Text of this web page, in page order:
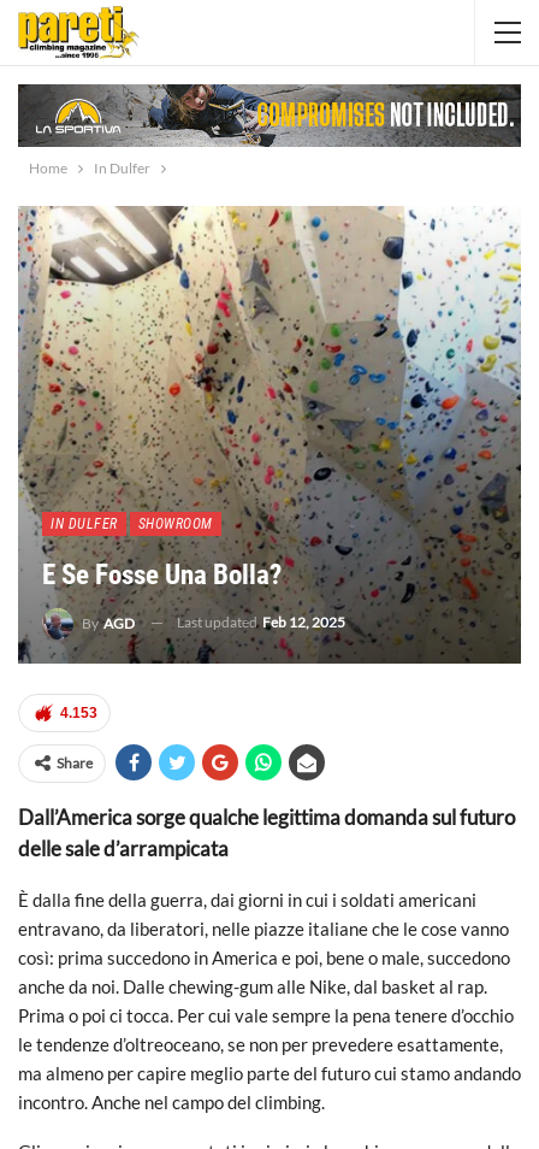
Home In Dulfer
IN DULFER SHOWROOM
E Se Fosse Una Bolla?
By AGD Last updated Feb 12, 2025
4.153
Share
Dall’America sorge qualche legittima domanda sul futuro
delle sale d’arrampicata
È dalla fine della guerra, dai giorni in cui i soldati americani
entravano, da liberatori, nelle piazze italiane che le cose vanno
così: prima succedono in America e poi, bene o male, succedono
anche da noi. Dalle chewing-gum alle Nike, dal basket al rap.
Prima o poi ci tocca. Per cui vale sempre la pena tenere d’occhio
le tendenze d’oltreoceano, se non per prevedere esattamente,
ma almeno per capire meglio parte del futuro cui stamo andando
incontro. Anche nel campo del climbing.